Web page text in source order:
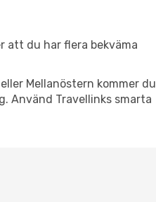
att du har flera bekväma
Mellanöstern kommer du
Använd Travellinks smarta